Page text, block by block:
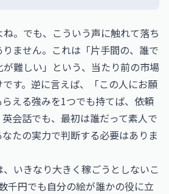
。でも、こういう声に触れて落ち
ません。これは「片手間の、誰で
難しい」という、当たり前の市場
す。逆に言えば、「この人にお願
える強みを1つでも持てば、依頼
会話でも、最初は誰だって素人で
たの実力で判断する必要はありま
いきなり大きく稼ごうとしないこ
千円でも自分の絵が誰かの役に立